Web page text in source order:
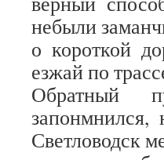
небыли
о короткой
езжай по
Обратный
запонмнился,
Светловодск